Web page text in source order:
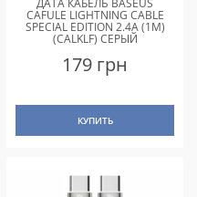
CAFULE LIGHTNING CABLE
SPECIAL EDITION 2.4A (1M)
(CALKLF) СЕРЫЙ
179 грн
КУПИТЬ